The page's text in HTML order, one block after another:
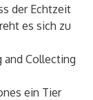
der Echtzeit
es sich zu
and Collecting
ein Tier